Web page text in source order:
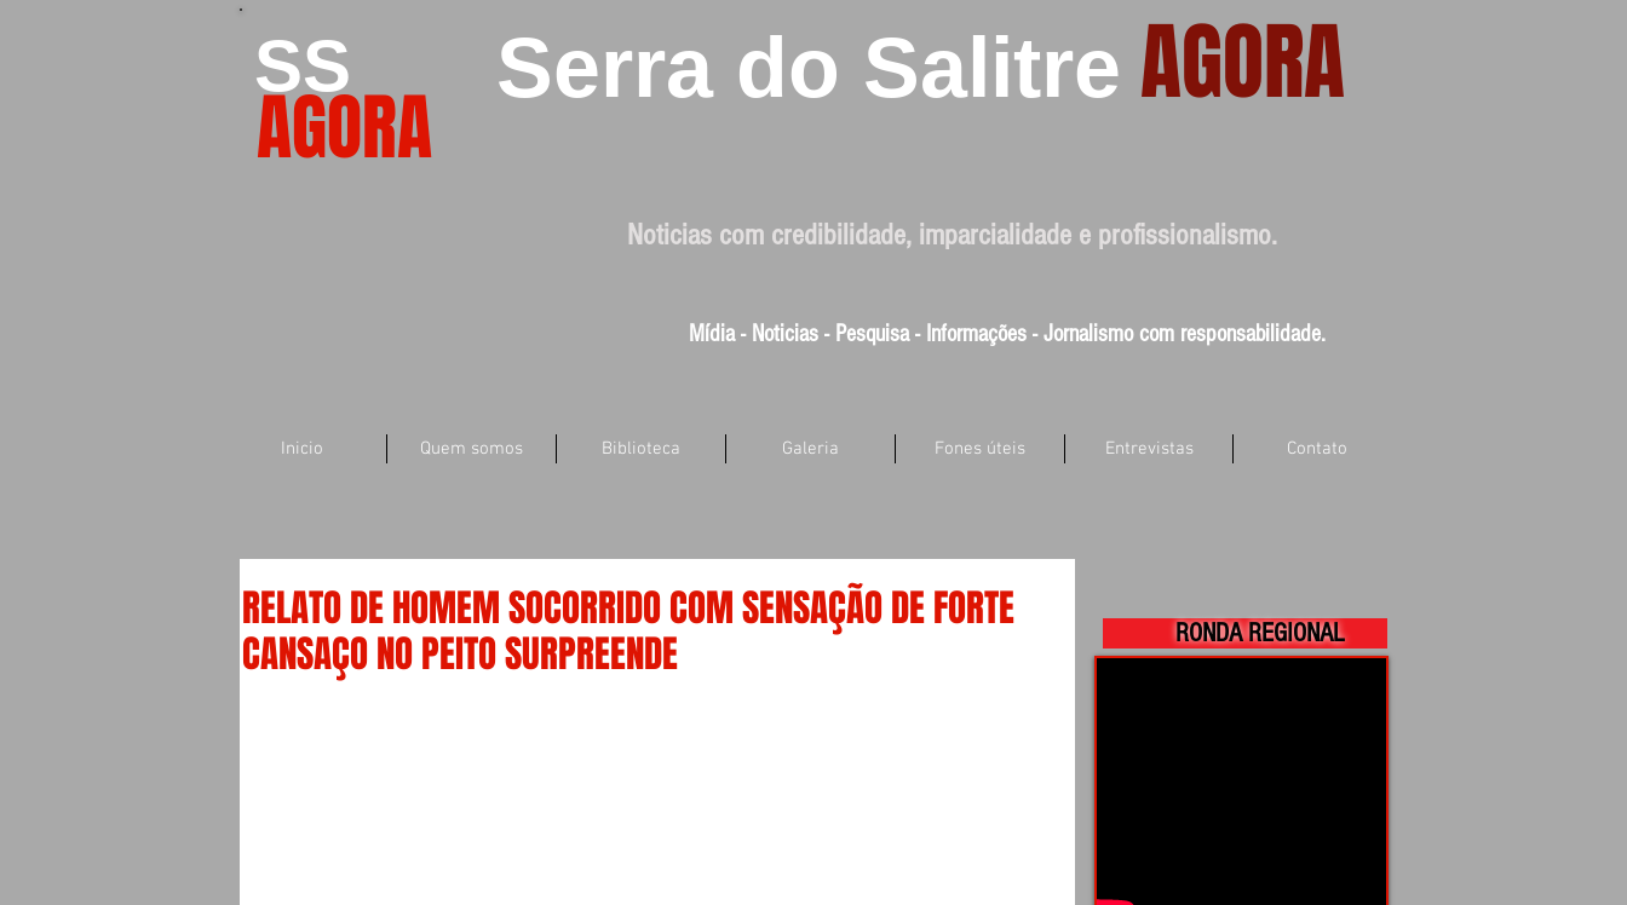
SS
AGORA
Serra do Salitre AGORA
Noticias com credibilidade, imparcialidade e profissionalismo.
Mídia - Noticias - Pesquisa - Informações - Jornalismo com responsabilidade.
Inicio Quem somos Biblioteca Galeria Fones úteis Entrevistas Contato
RELATO DE HOMEM SOCORRIDO COM SENSAÇÃO DE FORTE
CANSAÇO NO PEITO SURPREENDE
RONDA REGIONAL